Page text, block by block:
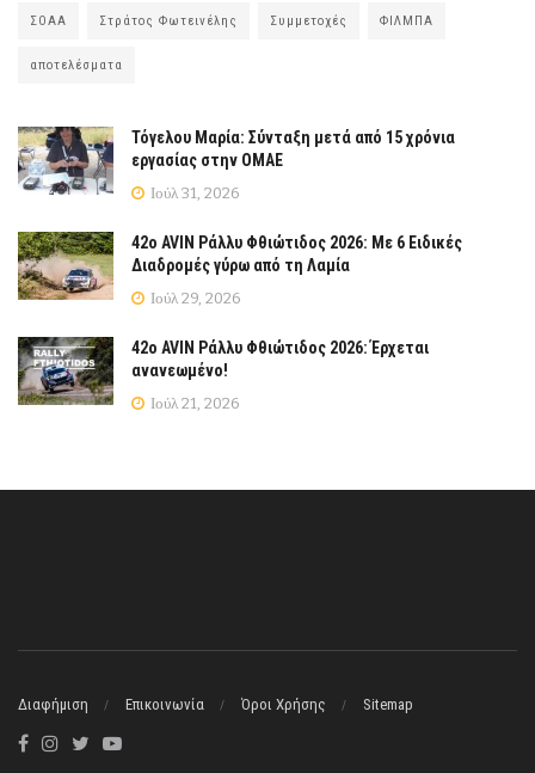
ΣΟΑΑ Στράτος Φωτεινέλης Συμμετοχές ΦΙΛΜΠΑ
αποτελέσματα
Τόγελου Μαρία: Σύνταξη μετά από 15 χρόνια
εργασίας στην ΟΜΑΕ
Ιούλ 31, 2026
42ο AVIN Ράλλυ Φθιώτιδος 2026: Με 6 Ειδικές
Διαδρομές γύρω από τη Λαμία
Ιούλ 29, 2026
42ο AVIN Ράλλυ Φθιώτιδος 2026: Έρχεται
ανανεωμένο!
Ιούλ 21, 2026
Διαφήμιση Επικοινωνία Όροι Χρήσης Sitemap